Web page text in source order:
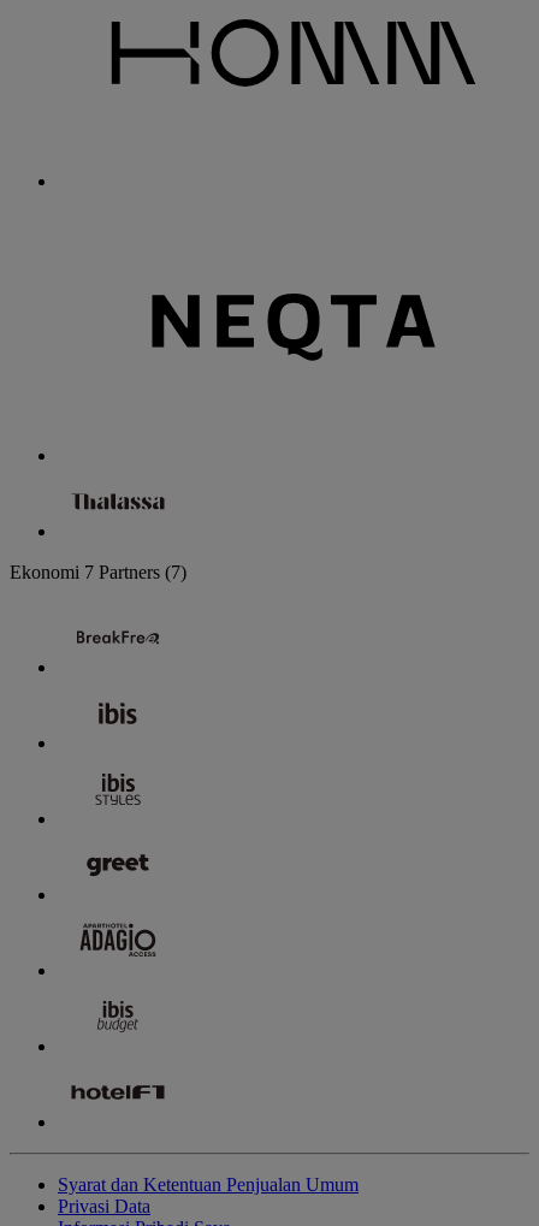
Ekonomi 7 Partners (7)
Syarat dan Ketentuan Penjualan Umum
Privasi Data